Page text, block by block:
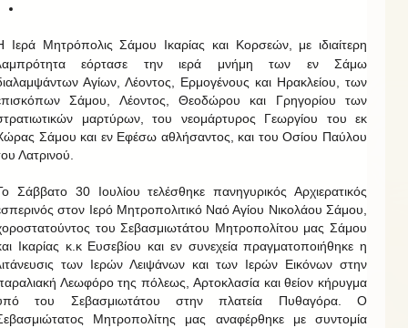
Ιερά Μητρόπολις Σάμου Ικαρίας και Κορσεών, με ιδιαίτερη
εόρτασε την ιερά μνήμη των εν Σάμω
Αγίων, Λέοντος, Ερμογένους και Ηρακλείου, των
Σάμου, Λέοντος, Θεοδώρου και Γρηγορίου των
μαρτύρων, του νεομάρτυρος Γεωργίου του εκ
Σάμου και εν Εφέσω αθλήσαντος, και του Οσίου Παύλου
Λατρινού.
Σάββατο 30 Ιουλίου τελέσθηκε πανηγυρικός Αρχιερατικός
στον Ιερό Μητροπολιτικό Ναό Αγίου Νικολάου Σάμου,
του Σεβασμιωτάτου Μητροπολίτου μας Σάμου
Ικαρίας κ.κ Ευσεβίου και εν συνεχεία πραγματοποιήθηκε η
των Ιερών Λειψάνων και των Ιερών Εικόνων στην
Λεωφόρο της πόλεως, Αρτοκλασία και θείον κήρυγμα
του Σεβασμιωτάτου στην πλατεία Πυθαγόρα. Ο
Μητροπολίτης μας αναφέρθηκε με συντομία